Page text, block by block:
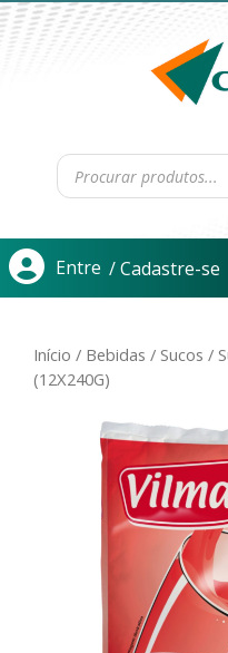
Entre / Cadastre-se
Início / Bebidas / Sucos /
(12X240G)